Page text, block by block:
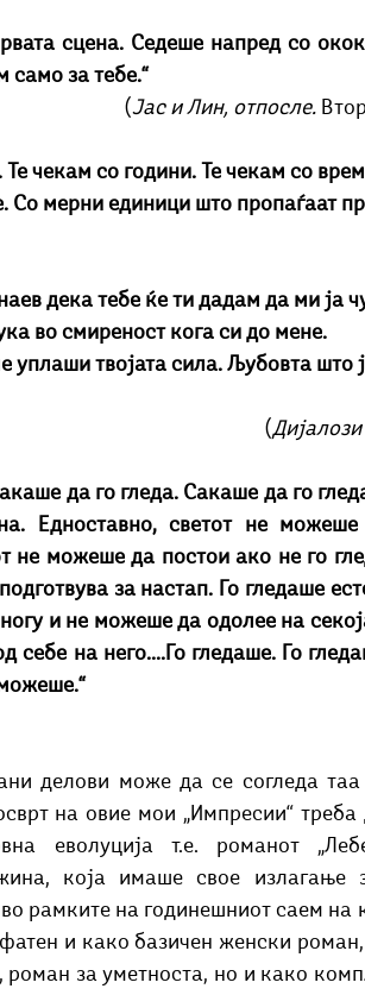
сцена. Седеше напред со
само за тебе.“
(Јас и Лин, отпосле.
Те чекам со години. Те чекам со
Со мерни единици што пропаѓаат
дека тебе ќе ти дадам да ми ја
во смиреност кога си до мене.
уплаши твојата сила. Љубовта што
(
да го гледа. Сакаше да го
Едноставно, светот не
не можеше да постои ако не го
за настап. Го гледаше
и не можеше да одолее на
себе на него....Го гледаше. Го
на овие мои „Импресии“
еволуција т.е. романот
која имаше свое излагање
рамките на годинешниот саем на
и како базичен женски
за уметноста, но и како